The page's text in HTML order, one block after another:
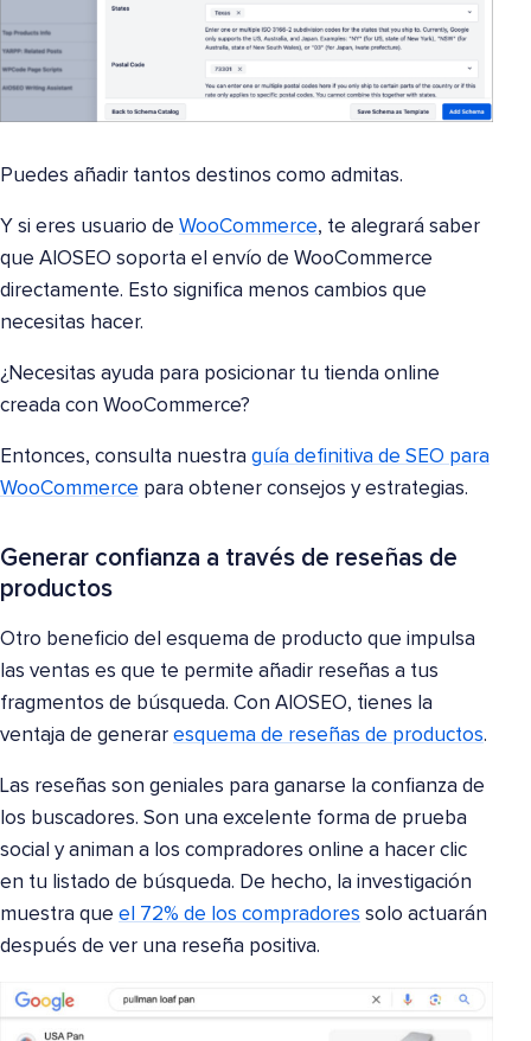
Puedes añadir tantos destinos como admitas.
Y si eres usuario de WooCommerce, te alegrará saber
que AIOSEO soporta el envío de WooCommerce
directamente. Esto significa menos cambios que
necesitas hacer.
¿Necesitas ayuda para posicionar tu tienda online
creada con WooCommerce?
Entonces, consulta nuestra guía definitiva de SEO para
WooCommerce para obtener consejos y estrategias.
Generar confianza a través de reseñas de
productos
Otro beneficio del esquema de producto que impulsa
las ventas es que te permite añadir reseñas a tus
fragmentos de búsqueda. Con AIOSEO, tienes la
ventaja de generar esquema de reseñas de productos.
Las reseñas son geniales para ganarse la confianza de
los buscadores. Son una excelente forma de prueba
social y animan a los compradores online a hacer clic
en tu listado de búsqueda. De hecho, la investigación
muestra que el 72% de los compradores solo actuarán
después de ver una reseña positiva.